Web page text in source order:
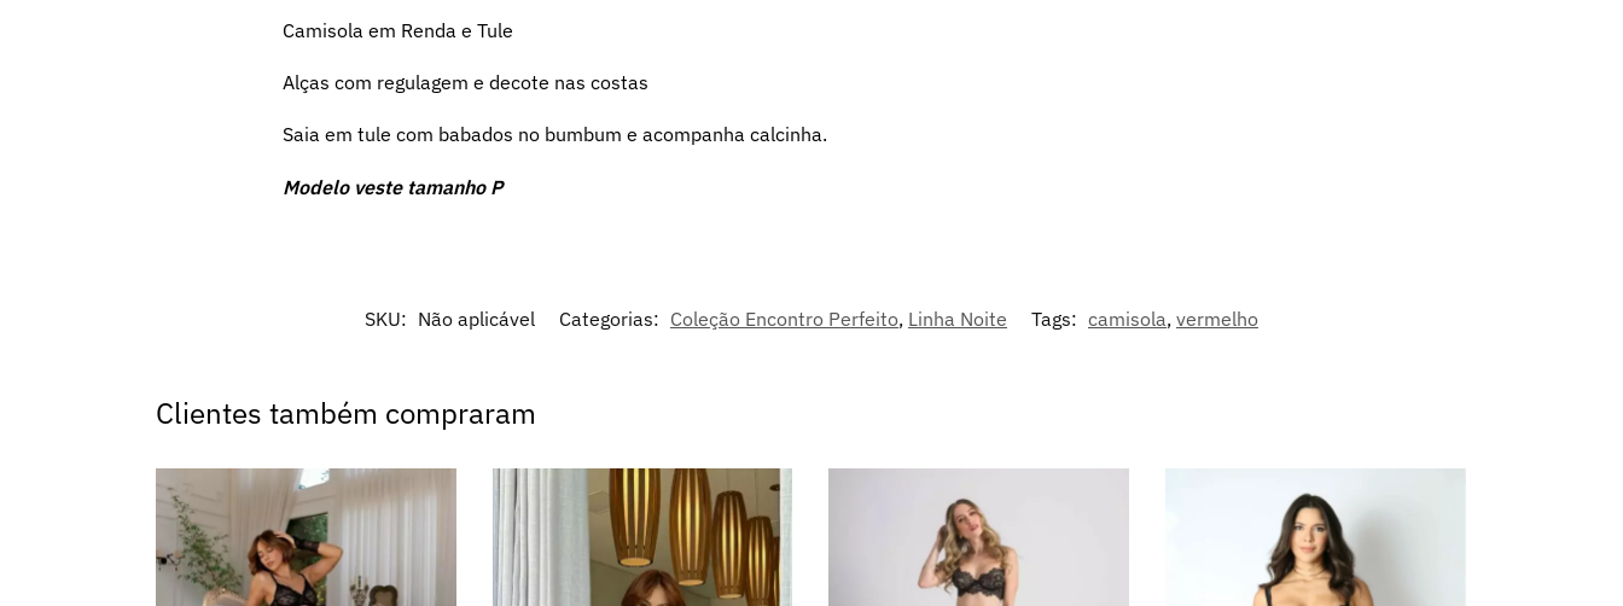
Camisola em Renda e Tule
Alças com regulagem e decote nas costas
Saia em tule com babados no bumbum e acompanha calcinha.
Modelo veste tamanho P
SKU: Não aplicável Categorias: Coleção Encontro Perfeito, Linha Noite Tags: camisola, vermelho
Clientes também compraram